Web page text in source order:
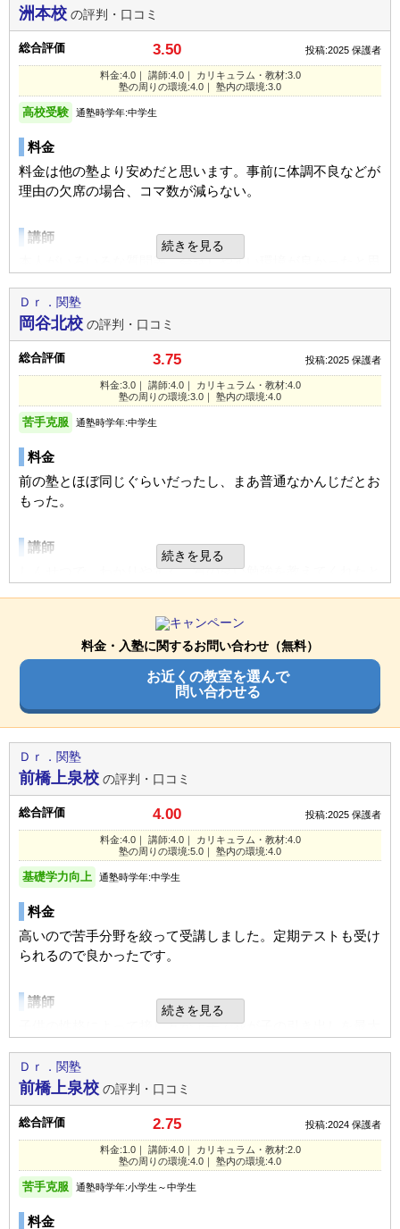
もう少し宿題があってもよかったとおもいます。
良いところや要望
休みにしたいときはメールでの連絡なのでいちいち電話連絡
しなかった為、その点は良かったと思います。
その他気づいたこと、感じたこと
休んだかわりに違う日にちを選べた事が良かったと思いま
す。
トをしっかりしていただけ感謝です。
通っていた学校 公立中学校
進学できた学校 公立高校
通塾頻度
STAY
成績/偏差値推移
塾の雰囲気
平均
洲本校の教室情報を見る
ょうど子供を塾に入れようと考えてた時期だったので入塾し
た。
良いところや要望
先生たちが親切な所。分からない問題があったらすぐに教え
てくれる講師がよくいるようです。
総合評価
普通だった。子供が満足できているときもあれば、不満げな
と、先生の指導の仕方が悪いようで、子供はすこし不満げだ
った。
利用内容
公立中学校
進学できた学校 公立高校
通塾の目的
目的の達成度 達成できた
1日あたりの授業時間 2～3時間
りやや上
森林公園駅前校の教室情報を見る
カリキュラム
通い始めて日が浅いので、詳しくは分からなのですが
塾の周りの環境
家から近いのでこの塾に決めたのですが、駅からも徒歩5分
ぐらいです。自転車置き場は狭く車道ギリギリです。
建物や内部はちょっと古い感じがする。雑音などは子供が特
に気にしてはいないので大丈夫だと思います。
入塾理由
知り合いの子が通っていたことと家から近いので体験授業を
受けたところ、子供も気に入ったようだったので入塾しまし
良いところや要望
先生や事務の方も親切です
総合評価
す。あまり派手さなないですが地元密着型でいい塾だとおも
通っていた学校 公立中学校
高校受験
通塾頻度 週2日
1日あたりの授業時間 1～2時間
塾の雰囲気
平均
志津駅校の教室情報を見る
洲本校 の評判・口コミ
総合評価 3.50 投稿:2025 保護者
料金:4.0｜ 講師:4.0｜ カリキュラム・教材:3.0
塾の周りの環境:4.0｜ 塾内の環境:3.0
高校受験 通塾時学年:中学生
料金
料金は他の塾より安めだと思います。事前に体調不良などが
理由の欠席の場合、コマ数が減らない。
講師
本人がいろいろな質問等、会話しやすい環境が良かったと思
カリキュラム
英語については、成長が全く見られない、カリキュラムに疑
塾の周りの環境
迎えの駐車場や動線がしっかり決められている。
塾内の環境
がスペースが少ない。
入塾理由
指導方法や環境が本人に合っていた。自宅から近いのも選ん
だ理由です。
テスト対策については本人から何も聞いていないため評価で
きません。
宿題
基本的に宿題が出ないのが、この塾の特徴だと思います。本
人にはあっている。
良いところや要望
担当の先生と連絡が取りやすく、色々な追加講習の案内が事
前に良く届きます。
総合評価
した。
利用内容
通っていた学校 公立中学校
通塾の目的 高校受験
通塾頻度 週3日
1日あたりの授業時間
続きを見る
Ｄｒ．関塾
岡谷北校 の評判・口コミ
総合評価 3.75 投稿:2025 保護者
料金:3.0｜ 講師:4.0｜ カリキュラム・教材:4.0
塾の周りの環境:3.0｜ 塾内の環境:4.0
苦手克服 通塾時学年:中学生
料金
前の塾とほぼ同じぐらいだったし、まあ普通なかんじだとお
もった。
講師
しんせつで、わかりやすく、質の良い勉強を教えてくれたと
塾の周りの環境
治安も良く、こどもも集中してべんがくにとりくめており、
全体に見てもよい。交通の便もまあ、といったかんじで良く
も悪くも普通だ。立地もわるくはない。
塾内の環境
雑音の問題もなく、子供も集中して勉学に取り組めている。
入塾理由
学力向上や、将来の夢への確信をたかめ、より将来の選択を
ふやせるようにもっと学力を高めたいと考えたため。
良いところや要望
こどもが集中して勉学に勤しむことができてよろしい。
じゅぎょうもわかりやすく、雑音問題もなく、子供達からの
評価もよろしく、まじめに勉学に勤しむことができる。
利用内容
通っていた学校 公立中学校
進学できた学校 公立中学校
苦手克服
目的の達成度 やや達成できた
通塾頻度
続きを見る
料金・入塾に関するお問い合わせ（無料）
お近くの教室を選んで
問い合わせる
Ｄｒ．関塾
前橋上泉校 の評判・口コミ
総合評価 4.00 投稿:2025 保護者
料金:4.0｜ 講師:4.0｜ カリキュラム・教材:4.0
塾の周りの環境:5.0｜ 塾内の環境:4.0
基礎学力向上 通塾時学年:中学生
料金
高いので苦手分野を絞って受講しました。定期テストも受け
られるので良かったです。
講師
子供の性格によって接し方が上手で我が子の引き出しを最大
カリキュラム
基礎を集中してたので基礎から学び直させてもらいました。
塾の周りの環境
いやすかった。自転車で自分で通えるのがありがたいと思い
続きを見る
Ｄｒ．関塾
前橋上泉校 の評判・口コミ
総合評価 2.75 投稿:2024 保護者
料金:1.0｜ 講師:4.0｜ カリキュラム・教材:2.0
塾の周りの環境:4.0｜ 塾内の環境:4.0
苦手克服 通塾時学年:小学生～中学生
料金